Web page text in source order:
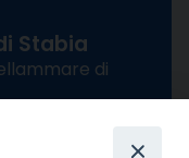
Stabia
di